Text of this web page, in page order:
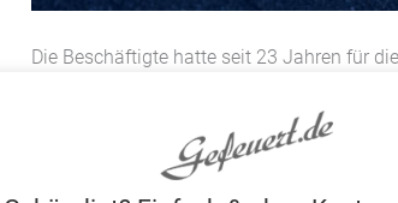
Die Beschäftigte hatte seit 23 Jahren für
Zugriff auf den Computer des Pastors
jedoch auch eine E-Mail zur Kenntnis, die
Pastor gerichtet war. Dabei ging es um
Im Anhang einer privaten E-Mail fand die